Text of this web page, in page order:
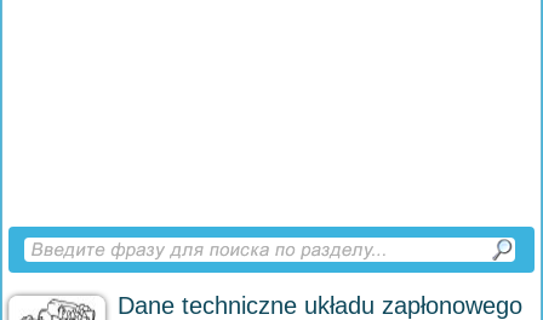
Dane techniczne układu zapłonowego